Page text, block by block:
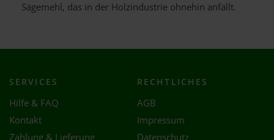
Sägemehl, das in der Holzindustrie ohnehin anfällt.
SERVICES
Hilfe & FAQ
Kontakt
Zahlung & Lieferung
RECHTLICHES
AGB
Impressum
Datenschutz